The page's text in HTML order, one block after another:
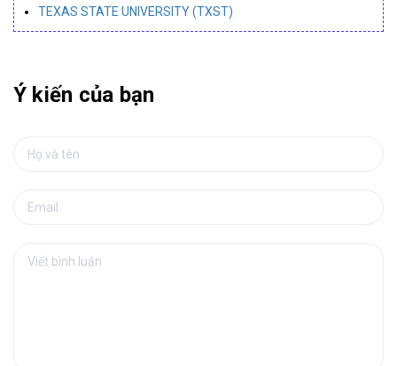
TEXAS STATE UNIVERSITY (TXST)
Ý kiến của bạn